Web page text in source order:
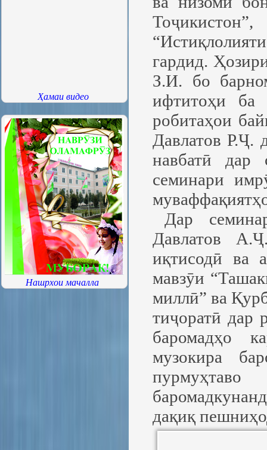
Ҳамаи видео
Нашрхои мачалла
гардид.
З.И. бо
ифтитоҳи
робитаҳои
Давлатов Р.Ҷ.
навбатӣ дар
семинари
Дар
Давлатов
иқтисодӣ ва
мавзӯи
миллӣ” ва
тиҷоратӣ дар
баромадҳо
музокира
дақиқ